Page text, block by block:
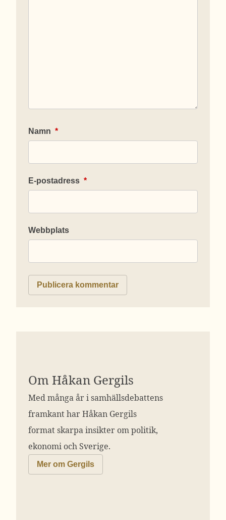
Namn *
E-postadress *
Webbplats
Om Håkan Gergils
Med många år i samhällsdebattens
framkant har Håkan Gergils
format skarpa insikter om politik,
ekonomi och Sverige.
Mer om Gergils